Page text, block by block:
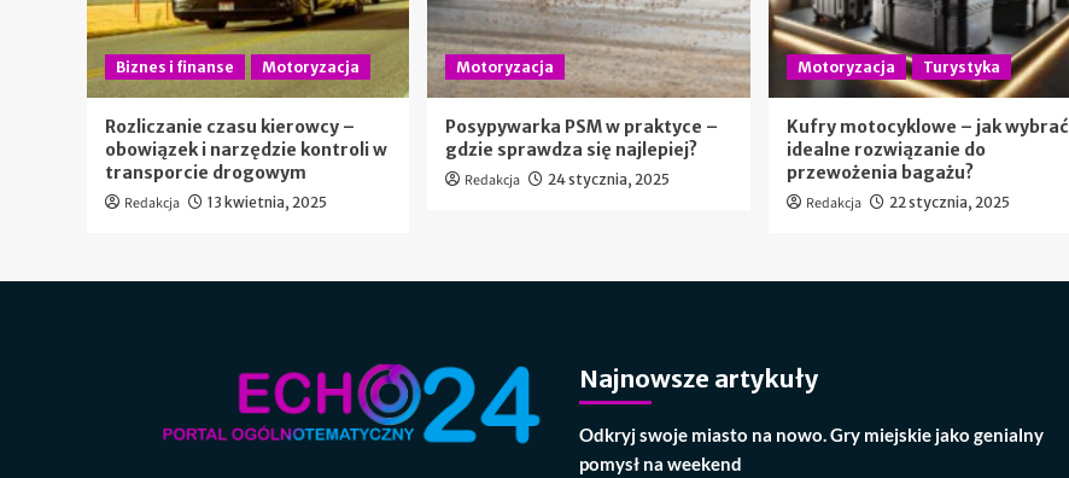
Biznes i finanse Motoryzacja
Rozliczanie czasu kierowcy –
obowiązek i narzędzie kontroli w
transporcie drogowym
Redakcja 13 kwietnia, 2025
Motoryzacja
Posypywarka PSM w praktyce –
gdzie sprawdza się najlepiej?
Redakcja 24 stycznia, 2025
Motoryzacja Turystyka
Kufry motocyklowe – jak wybrać
idealne rozwiązanie do
przewożenia bagażu?
Redakcja 22 stycznia, 2025
Najnowsze artykuły
Odkryj swoje miasto na nowo. Gry miejskie jako genialny
pomysł na weekend